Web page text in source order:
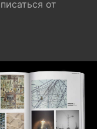
от